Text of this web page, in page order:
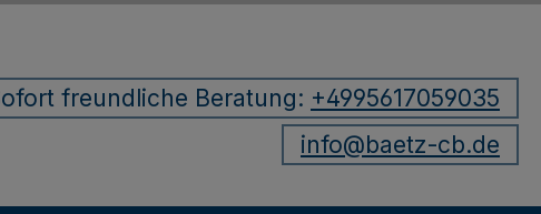
freundliche Beratung: +4995617059035
info@baetz-cb.de